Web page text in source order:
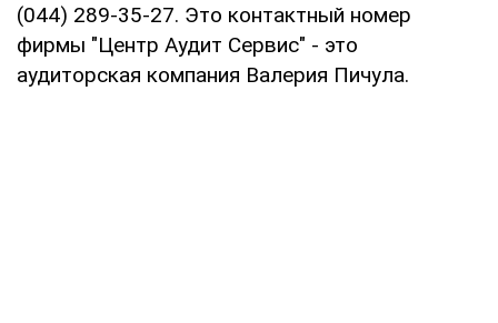
(044) 289-35-27. Это контактный номер
фирмы "Центр Аудит Сервис" - это
аудиторская компания Валерия Пичула.